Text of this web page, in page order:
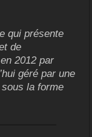
qui présente
de
2012 par
géré par une
sous la forme